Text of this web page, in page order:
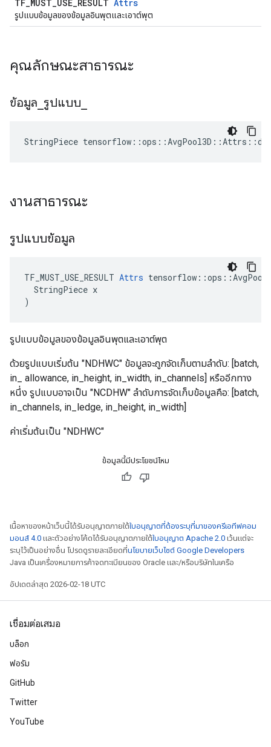
TF_MUST_USE_RESULT Attrs
รูปแบบข้อมูลของข้อมูลอินพุตและเอาต์พุต
คุณลักษณะสาธารณะ
ข้อมูล รูปแบบ
StringPiece
งานสาธารณะ
รูปแบบข้อมูล
TF_MUST_USE_RESULT Attrs
  StringPiece x
)
รูปแบบข้อมูลของข้อมูลอินพุตและเอาต์พุต
ด้วยรูปแบบเริ่มต้น "NDHWC" ข้อมูลจะถูกจัดเก็บตามลำดับ: [batch,
in_ allowance, in_height, in_width, in_channels] หรืออีกทาง
หนึ่ง รูปแบบอาจเป็น "NCDHW" ลำดับการจัดเก็บข้อมูลคือ: [batch,
in_channels, in_ledge, in_height, in_width]
ค่าเริ่มต้นเป็น "NDHWC"
ข้อมูลนี้มีประโยชน์ไหม
เนื้อหาของหน้าเว็บนี้ได้รับอนุญาตภายใต้ใบอนุญาตที่ต้องระบุที่มาของครีเอทีฟคอม
มอนส์ 4.0 และตัวอย่างโค้ดได้รับอนุญาตภายใต้ใบอนุญาต Apache 2.0 เว้นแต่จะ
ระบุไว้เป็นอย่างอื่น โปรดดูรายละเอียดที่นโยบายเว็บไซต์ Google Developers
Java เป็นเครื่องหมายการค้าจดทะเบียนของ Oracle และ/หรือบริษัทในเครือ
อัปเดตล่าสุด 2026-02-18 UTC
เชื่อมต่อเสมอ
บล็อก
ฟอรัม
GitHub
Twitter
YouTube